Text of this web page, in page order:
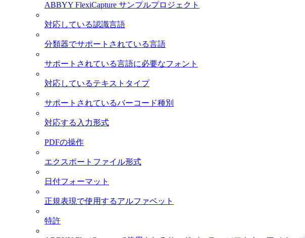
ABBYY FlexiCapture サンプルプロジェクト
対応している認識言語
分類器でサポートされている言語
サポートされている言語に必要なフォント
対応しているテキストタイプ
サポートされているバーコード種別
対応する入力形式
PDFの操作
エクスポートファイル形式
日付フォーマット
正規表現で使用するアルファベット
特許